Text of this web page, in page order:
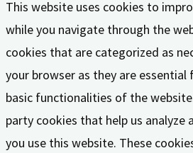
This website uses cookies to
while you navigate through the
cookies that are categorized as
your browser as they are
basic functionalities of the
party cookies that help us analyze
you use this website. These